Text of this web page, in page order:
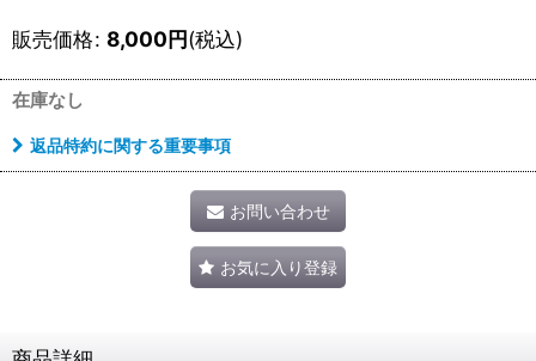
販売価格: 8,000円(税込)
在庫なし
返品特約に関する重要事項
お問い合わせ
お気に入り登録